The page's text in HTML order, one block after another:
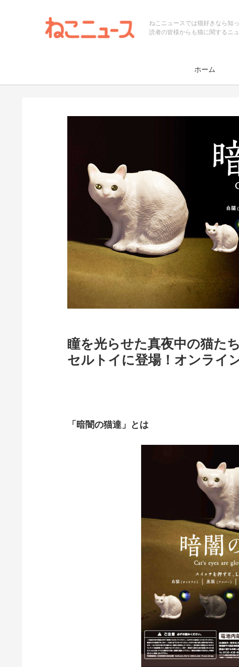
ねこニュースでは猫好きなら知
読者の皆様からも猫に関するニ
ホーム
瞳を光らせた真夜中の猫た
セルトイに登場！オンライ
「暗闇の猫達」とは